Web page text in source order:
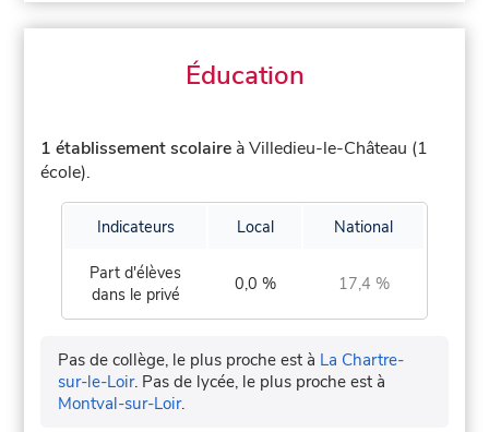
Éducation
1 établissement scolaire à Villedieu-le-Château (1
école).
Indicateurs Local National
Part d'élèves
dans le privé
0,0 % 17,4 %
Pas de collège, le plus proche est à La Chartre-
sur-le-Loir. Pas de lycée, le plus proche est à
Montval-sur-Loir.